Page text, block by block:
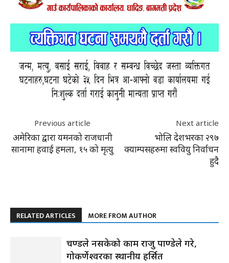
Previous article
अमेरिका द्वारा यमनको राजधानी
सानामा हवाई हमला, १५ को मृत्यु
Next article
भोलि देशभरका २९७
क्याम्पसहरुमा स्ववियु निर्वाचन
हुदै
RELATED ARTICLES MORE FROM AUTHOR
प्रचण्डले नसकेको काम राजु पाण्डेले गरे,
गोकर्णेश्वरका स्थानीय हर्सित